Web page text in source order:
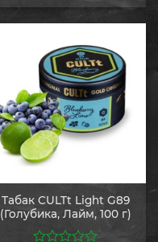
Табак CULTt Light G89
(Голубика, Лайм, 100 г)